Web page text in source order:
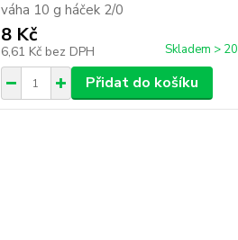
váha 10 g háček 2/0
8 Kč
6,61 Kč bez DPH Skladem > 20
Přidat do košíku